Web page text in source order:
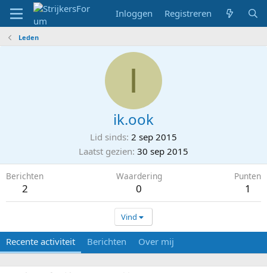
Inloggen Registreren
Leden
I
ik.ook
Lid sinds 2 sep 2015
Laatst gezien 30 sep 2015
Berichten
2
Waardering
0
Punten
1
Vind
Recente activiteit Berichten Over mij